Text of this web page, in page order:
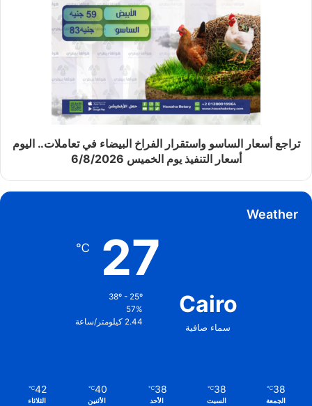
تراجع أسعار الساسو واستقرار الفراخ البيضاء في تعاملات.. اليوم
أسعار التنفيذ يوم الخميس 6/8/2026
Weather
Cairo
سماء صافية
27
℃
38º - 25º
57%
2.44 كيلومتر/ساعة
38
℃
الجمعة
38
℃
السبت
38
℃
الأحد
40
℃
الأثنين
42
℃
الثلاثاء